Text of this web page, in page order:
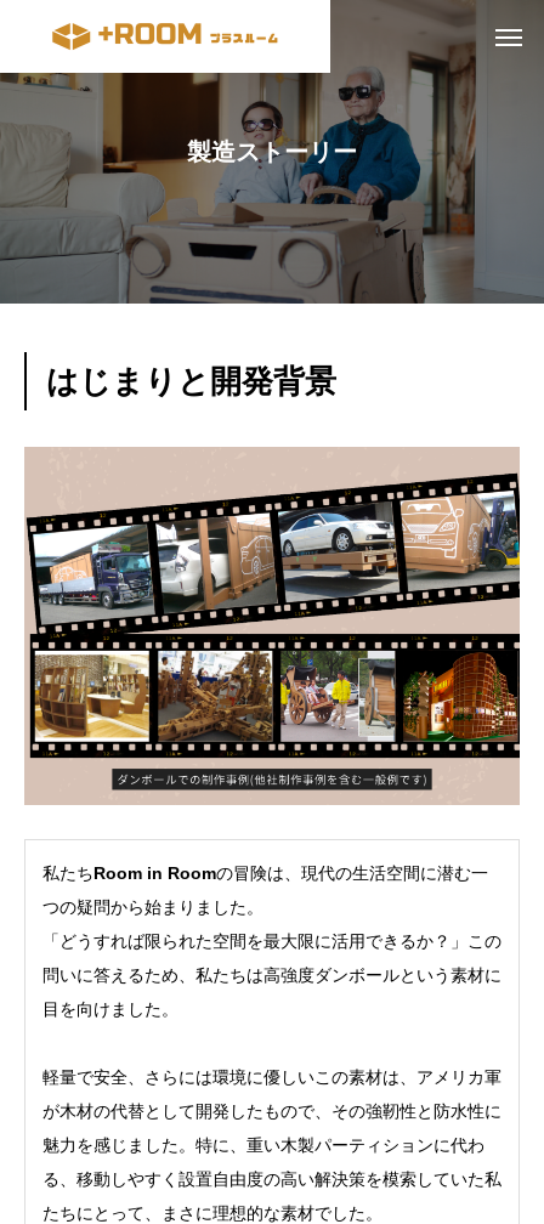
製造ストーリー
はじまりと開発背景
私たちRoom in Roomの冒険は、現代の生活空間に潜む一
つの疑問から始まりました。
「どうすれば限られた空間を最大限に活用できるか？」この
問いに答えるため、私たちは高強度ダンボールという素材に
目を向けました。
軽量で安全、さらには環境に優しいこの素材は、アメリカ軍
が木材の代替として開発したもので、その強靭性と防水性に
魅力を感じました。特に、重い木製パーティションに代わ
る、移動しやすく設置自由度の高い解決策を模索していた私
たちにとって、まさに理想的な素材でした。